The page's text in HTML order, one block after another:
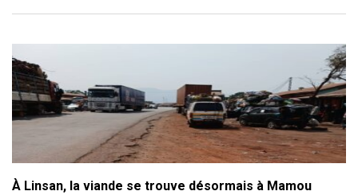
À Linsan, la viande se trouve désormais à Mamou